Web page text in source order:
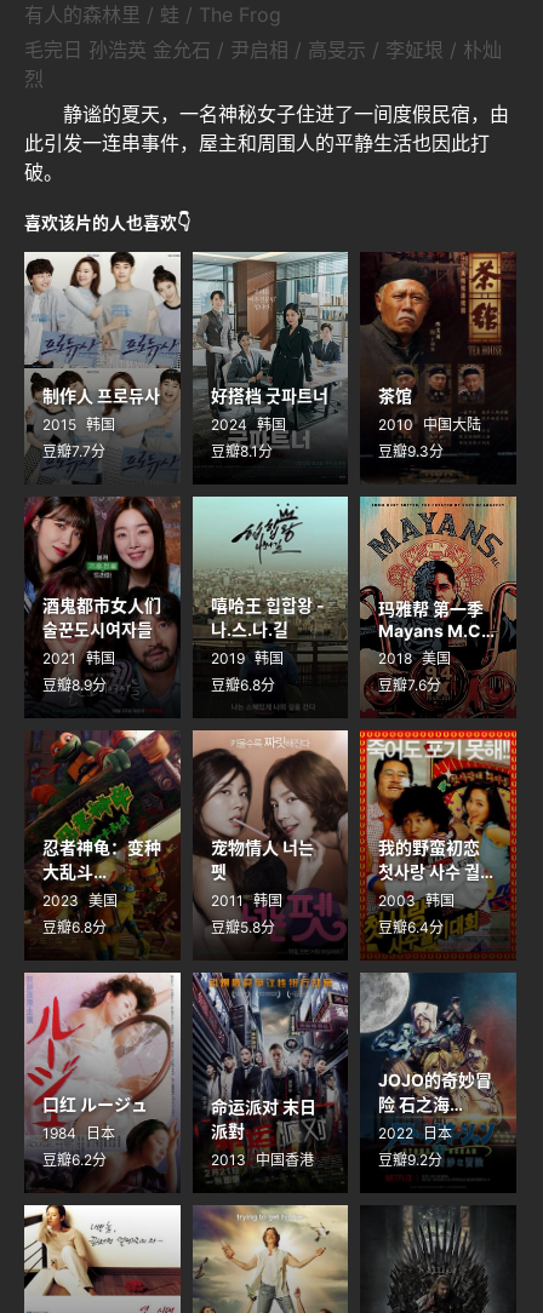
有人的森林里 / 蛙 / The Frog
毛完日 孙浩英 金允石 / 尹启相 / 高旻示 / 李姃垠 / 朴灿
烈
静谧的夏天，一名神秘女子住进了一间度假民宿，由
此引发一连串事件，屋主和周围人的平静生活也因此打
破。
喜欢该片的人也喜欢👇
制作人 프로듀사
2015 韩国
豆瓣7.7分
好搭档 굿파트너
2024 韩国
豆瓣8.1分
茶馆
2010 中国大陆
豆瓣9.3分
酒鬼都市女人们
술꾼도시여자들
2021
韩国
豆瓣8.9分
嘻哈王 힙합왕 -
나.스.나.길
2019 韩国
豆瓣6.8分
玛雅帮 第一季
Mayans M.C.
Season 1
2018 美国
豆瓣7.6分
忍者神龟：变种
大乱斗
Teenage
Mutant Ninja
Turtles:
Mutant
Mayhem
2023 美国
豆瓣6.8分
宠物情人 너는
펫
2011 韩国
豆瓣5.8分
我的野蛮初恋
첫사랑 사수 궐기
대회
2003 韩国
豆瓣6.4分
口红 ルージュ
1984 日本
豆瓣6.2分
命运派对 末日
派對
2013 中国香港
JOJO的奇妙冒
险 石之海
Part.3 ジョジ
ョの奇妙な冒険
ストーンオーシ
ャン 第3クール
2022 日本
豆瓣9.2分